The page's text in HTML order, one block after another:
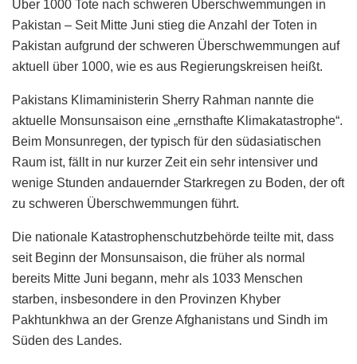
Über 1000 Tote nach schweren Überschwemmungen in
Pakistan – Seit Mitte Juni stieg die Anzahl der Toten in
Pakistan aufgrund der schweren Überschwemmungen auf
aktuell über 1000, wie es aus Regierungskreisen heißt.
Pakistans Klimaministerin Sherry Rahman nannte die
aktuelle Monsunsaison eine „ernsthafte Klimakatastrophe“.
Beim Monsunregen, der typisch für den südasiatischen
Raum ist, fällt in nur kurzer Zeit ein sehr intensiver und
wenige Stunden andauernder Starkregen zu Boden, der oft
zu schweren Überschwemmungen führt.
Die nationale Katastrophenschutzbehörde teilte mit, dass
seit Beginn der Monsunsaison, die früher als normal
bereits Mitte Juni begann, mehr als 1033 Menschen
starben, insbesondere in den Provinzen Khyber
Pakhtunkhwa an der Grenze Afghanistans und Sindh im
Süden des Landes.